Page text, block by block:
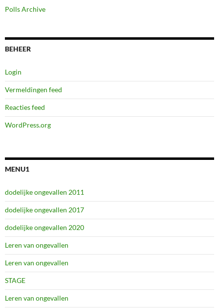
Polls Archive
BEHEER
Login
Vermeldingen feed
Reacties feed
WordPress.org
MENU1
dodelijke ongevallen 2011
dodelijke ongevallen 2017
dodelijke ongevallen 2020
Leren van ongevallen
Leren van ongevallen
STAGE
Leren van ongevallen